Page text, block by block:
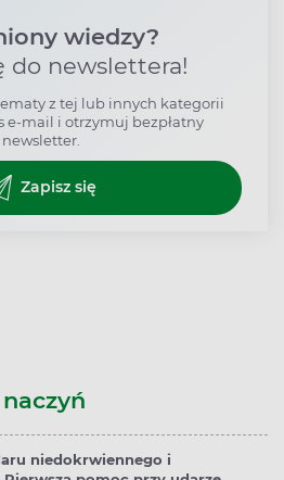
wiedzy?
do newslettera!
z tej lub innych kategorii
e-mail i otrzymuj bezpłatny
newsletter.
Zapisz się
niedokrwiennego i